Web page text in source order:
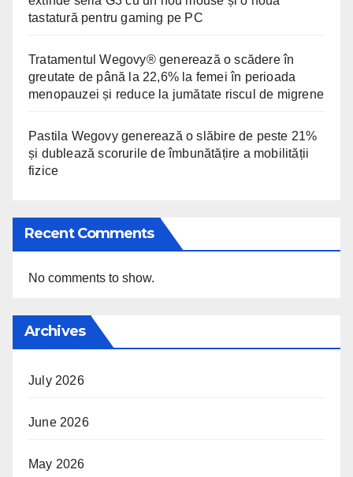
tastatură pentru gaming pe PC
Tratamentul Wegovy® generează o scădere în
greutate de până la 22,6% la femei în perioada
menopauzei și reduce la jumătate riscul de migrene
Pastila Wegovy generează o slăbire de peste 21%
și dublează scorurile de îmbunătățire a mobilității
fizice
Recent Comments
No comments to show.
Archives
July 2026
June 2026
May 2026